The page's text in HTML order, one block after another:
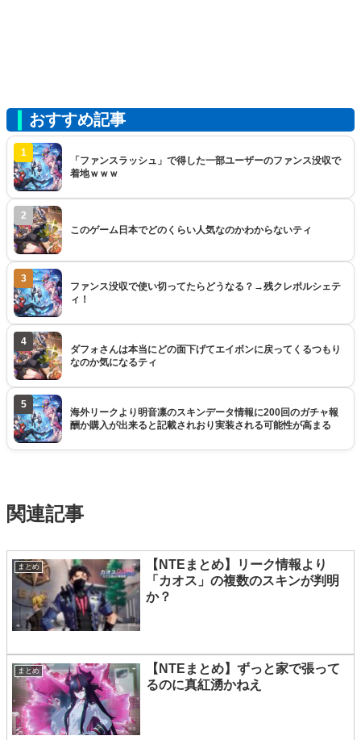
おすすめ記事
1
「ファンスラッシュ」で得した一部ユーザーのファンス没収で
着地ｗｗｗ
2
このゲーム日本でどのくらい人気なのかわからないティ
3
ファンス没収で使い切ってたらどうなる？→残クレポルシェテ
ィ！
4
ダフォさんは本当にどの面下げてエイボンに戻ってくるつもり
なのか気になるティ
5
海外リークより明音凛のスキンデータ情報に200回のガチャ報
酬か購入が出来ると記載されおり実装される可能性が高まる
関連記事
まとめ
【NTEまとめ】リーク情報より
「カオス」の複数のスキンが判明
か？
まとめ
【NTEまとめ】ずっと家で張って
るのに真紅湧かねえ